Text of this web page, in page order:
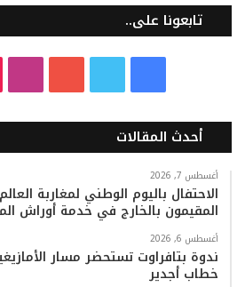
تابعونا على..
س
و
ك
ي
ت
ر
ت
ي
و
ب
س
ت
ق
ر
أحدث المقالات
أغسطس 7, 2026
الاحتفال باليوم الوطني لمغاربة
المقيمون بالخارج في خدمة أوراش المغرب
أغسطس 6, 2026
ندوة بتافراوت تستحضر مسار
خطاب أجدير